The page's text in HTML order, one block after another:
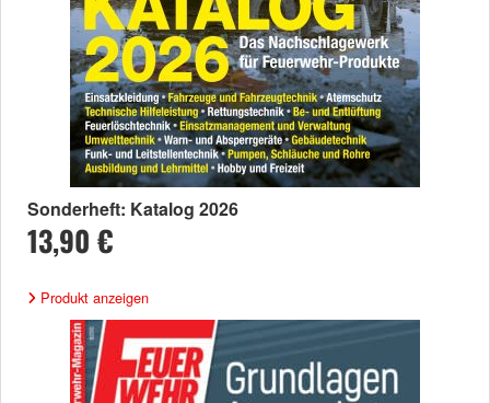
Sonderheft: Katalog 2026
13,90 €
Produkt anzeigen